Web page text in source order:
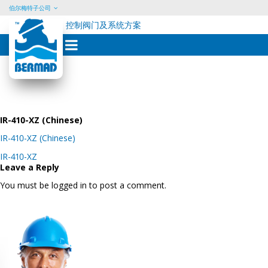
Skip
content
伯尔梅特子公司
控制阀门及系统方案
IR-410-XZ (Chinese)
IR-410-XZ (Chinese)
Post
navigation
IR-410-XZ
Leave a Reply
You must be logged in to post a comment.